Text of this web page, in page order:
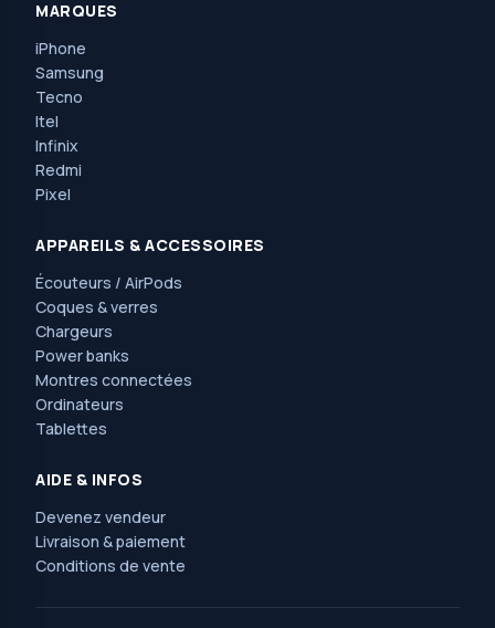
MARQUES
iPhone
Samsung
Tecno
Itel
Infinix
Redmi
Pixel
APPAREILS & ACCESSOIRES
Écouteurs / AirPods
Coques & verres
Chargeurs
Power banks
Montres connectées
Ordinateurs
Tablettes
AIDE & INFOS
Devenez vendeur
Livraison & paiement
Conditions de vente